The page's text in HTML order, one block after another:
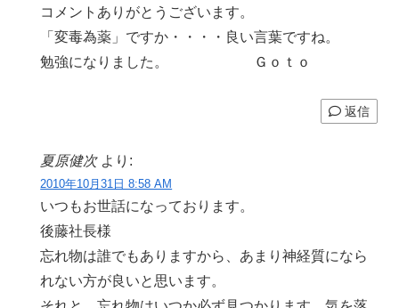
コメントありがとうございます。
「変毒為薬」ですか・・・・良い言葉ですね。
勉強になりました。 Ｇｏｔｏ
返信
夏原健次 より:
2010年10月31日 8:58 AM
いつもお世話になっております。
後藤社長様
忘れ物は誰でもありますから、あまり神経質になら
れない方が良いと思います。